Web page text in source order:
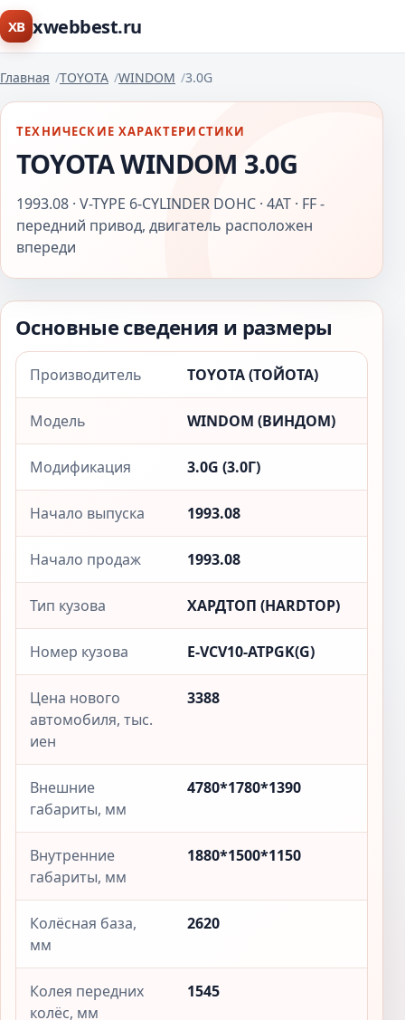
XB xwebbest.ru
Главная TOYOTA WINDOM 3.0G
ТЕХНИЧЕСКИЕ ХАРАКТЕРИСТИКИ
TOYOTA WINDOM 3.0G
1993.08 · V-TYPE 6-CYLINDER DOHC · 4AT · FF -
передний привод, двигатель расположен
впереди
Основные сведения и размеры
Производитель TOYOTA (ТОЙОТА)
Модель WINDOM (ВИНДОМ)
Модификация 3.0G (3.0Г)
Начало выпуска 1993.08
Начало продаж 1993.08
Тип кузова ХАРДТОП (HARDTOP)
Номер кузова E-VCV10-ATPGK(G)
Цена нового
автомобиля, тыс.
иен
3388
Внешние
габариты, мм
4780*1780*1390
Внутренние
габариты, мм
1880*1500*1150
Колёсная база,
мм
2620
Колея передних
колёс, мм
1545